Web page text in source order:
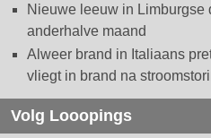
Nieuwe leeuw in
anderhalve maand
Alweer brand in Italiaans
vliegt in brand na
Volg Looopings